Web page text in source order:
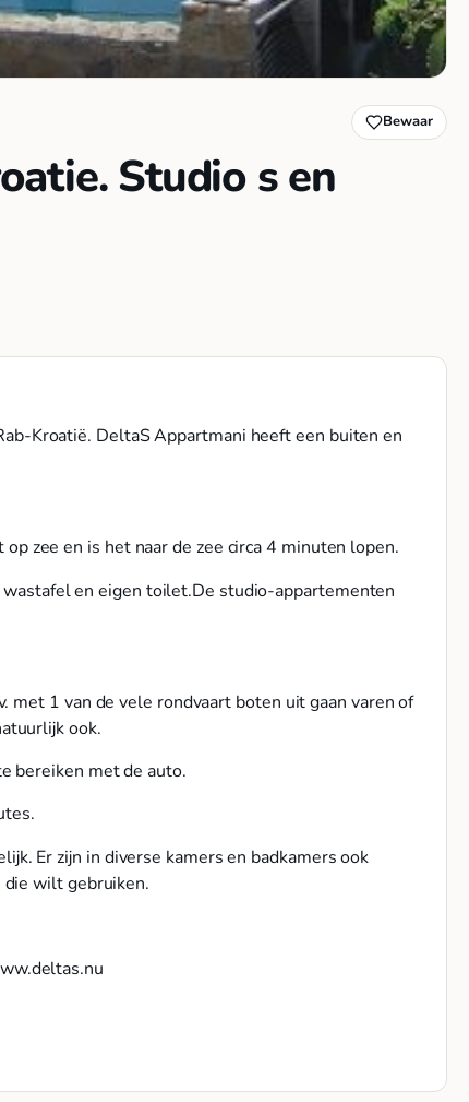
Bewaar
Studio s en
Kroatië. DeltaS Appartmani heeft een buiten en
zee en is het naar de zee circa 4 minuten lopen.
en eigen toilet.De studio-appartementen
met 1 van de vele rondvaart boten uit gaan varen of
ook.
bereiken met de auto.
Er zijn in diverse kamers en badkamers ook
wilt gebruiken.